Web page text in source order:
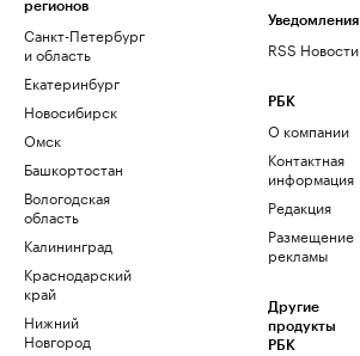
регионов
Санкт-Петербург
и область
Екатеринбург
Новосибирск
Омск
Башкортостан
Вологодская
область
Калининград
Краснодарский
край
Нижний
Новгород
Уведомления
RSS Новости
РБК
О компании
Контактная
информация
Редакция
Размещение
рекламы
Другие
продукты
РБК